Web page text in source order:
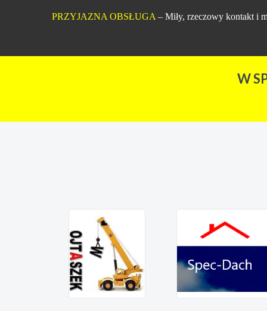
PRZYJAZNA OBSŁUGA – Miły, rzeczowy kontakt i
W